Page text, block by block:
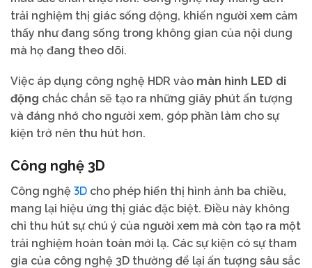
trải nghiệm thị giác sống động, khiến người xem cảm
thấy như đang sống trong không gian của nội dung
mà họ đang theo dõi.
Việc áp dụng công nghệ HDR vào màn hình LED di
động chắc chắn sẽ tạo ra những giây phút ấn tượng
và đáng nhớ cho người xem, góp phần làm cho sự
kiện trở nên thu hút hơn.
Công nghệ 3D
Công nghệ 3D cho phép hiển thị hình ảnh ba chiều,
mang lại hiệu ứng thị giác đặc biệt. Điều này không
chỉ thu hút sự chú ý của người xem mà còn tạo ra một
trải nghiệm hoàn toàn mới lạ. Các sự kiện có sự tham
gia của công nghệ 3D thường để lại ấn tượng sâu sắc